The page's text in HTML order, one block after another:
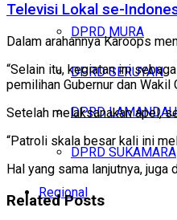
DPRD MURA
DPRD SERUYAN
DPRD LAMANDAU
DPRD SUKAMARA
Regional
Televisi Lokal se-
Dalam arahannya Karoops
“Selain itu, kegiatan ini
pemilihan Gubernur dan Wakil
Setelah melaksanakan apel,
“Patroli skala besar kali ini
Hal yang sama lanjutnya,
RelatedPosts